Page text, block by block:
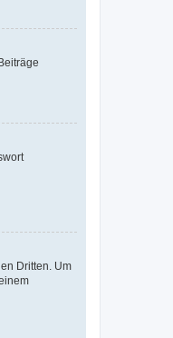
Dritten. Um